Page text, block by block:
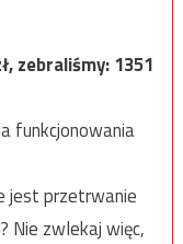
zebraliśmy:1351
funkcjonowania
jest przetrwanie
Nie zwlekaj więc,